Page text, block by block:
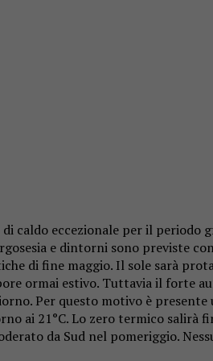
caldo eccezionale per il
e dintorni sono previste
di fine maggio. Il sole sarà
ormai estivo. Tuttavia il forte
Per questo motivo è
ai 21°C. Lo zero termico salirà
da Sud nel pomeriggio.